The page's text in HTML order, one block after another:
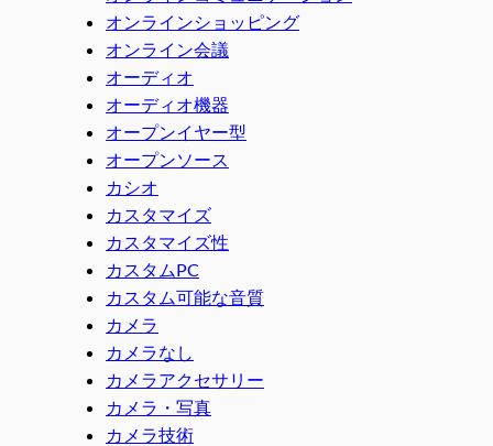
オンラインショッピング
オンライン会議
オーディオ
オーディオ機器
オープンイヤー型
オープンソース
カシオ
カスタマイズ
カスタマイズ性
カスタムPC
カスタム可能な音質
カメラ
カメラなし
カメラアクセサリー
カメラ・写真
カメラ技術